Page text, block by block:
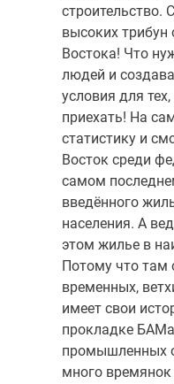
строительство.
высоких
Востока! Что
людей и
условия для
приехать! На
статистику и
Восток среди
самом
введённого
населения. А
этом жилье в
Потому что там
временных,
имеет свои
прокладке
промышленных
много